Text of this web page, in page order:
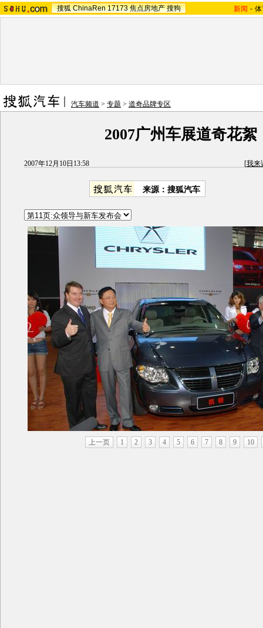
搜狐 ChinaRen 17173 焦点房地产 搜狗 新闻 -
汽车频道 > 专题 > 道奇品牌专区
2007广州车展道奇花絮
2007年12月10日13:58 [我来
来源：搜狐汽车
上一页 1 2 3 4 5 6 7 8 9 10